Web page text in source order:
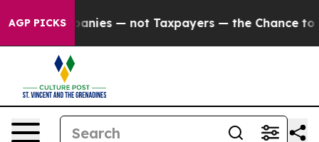
AGP PICKS— not Taxpayers — the Chance to Cash in